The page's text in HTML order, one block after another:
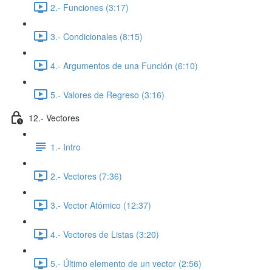
2.- Funciones (3:17)
3.- Condicionales (8:15)
4.- Argumentos de una Función (6:10)
5.- Valores de Regreso (3:16)
12.- Vectores
1.- Intro
2.- Vectores (7:36)
3.- Vector Atómico (12:37)
4.- Vectores de Listas (3:20)
5.- Último elemento de un vector (2:56)